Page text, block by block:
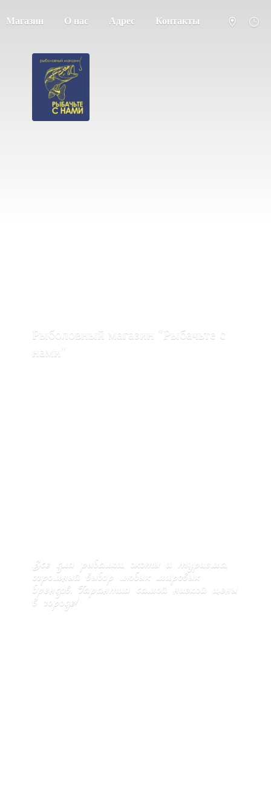
Магазин О нас Адрес Контакты
Все для рыбалки, охоты и туризма,
огромный выбор любых мировых
брендов. Гарантия самой низкой цены
в городе!
Рыболовный магазин "Рыбачьте с
нами"